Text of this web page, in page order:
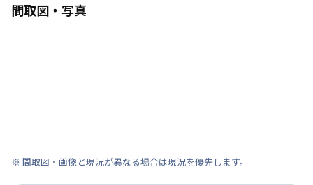
間取図・写真
※ 間取図・画像と現況が異なる場合は現況を優先します。